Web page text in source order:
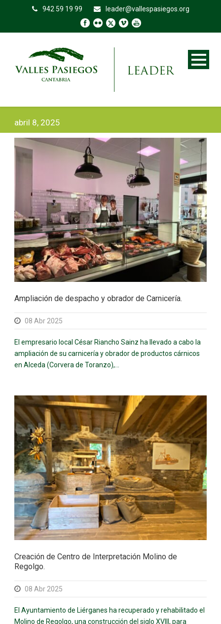
942 59 19 99 leader@vallespasiegos.org
abril 8, 2025
Ampliación de despacho y obrador de Carnicería.
08 Abr 2025
El empresario local César Riancho Sainz ha llevado a cabo la
ampliación de su carnicería y obrador de productos cárnicos
en Alceda (Corvera de Toranzo),...
Creación de Centro de Interpretación Molino de
Regolgo.
08 Abr 2025
El Ayuntamiento de Liérganes ha recuperado y rehabilitado el
Molino de Regolgo, una construcción del siglo XVIII, para